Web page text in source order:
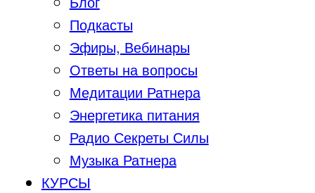
Подкасты
Эфиры, Вебинары
Ответы на вопросы
Медитации Ратнера
Энергетика питания
Радио Секреты Силы
Музыка Ратнера
КУРСЫ